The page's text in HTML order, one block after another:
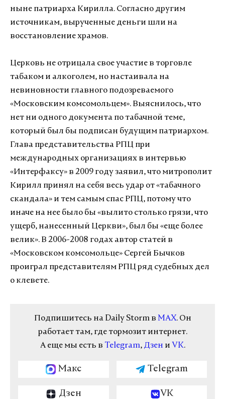
ныне патриарха Кирилла. Согласно другим
источникам, вырученные деньги шли на
восстановление храмов.
Церковь не отрицала свое участие в торговле
табаком и алкоголем, но настаивала на
невиновности главного подозреваемого
«Московским комсомольцем». Выяснилось, что
нет ни одного документа по табачной теме,
который был бы подписан будущим патриархом.
Глава представительства РПЦ при
международных организациях в интервью
«Интерфаксу» в 2009 году заявил, что митрополит
Кирилл принял на себя весь удар от «табачного
скандала» и тем самым спас РПЦ, потому что
иначе на нее было бы «вылито столько грязи, что
ущерб, нанесенный Церкви», был бы «еще более
велик». В 2006-2008 годах автор статей в
«Московском комсомольце» Сергей Бычков
проиграл представителям РПЦ ряд судебных дел
о клевете.
Подпишитесь на Daily Storm в MAX. Он
работает там, где тормозит интернет.
А еще мы есть в Telegram, Дзен и VK.
Макс Telegram
Дзен VK